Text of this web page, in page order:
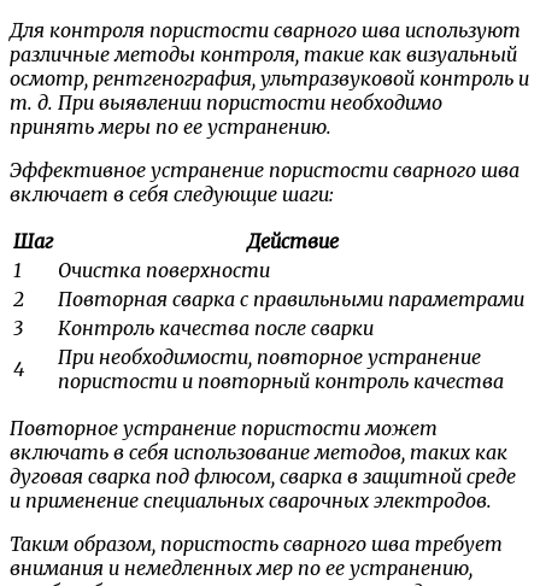
Для контроля пористости сварного шва используют
различные методы контроля, такие как визуальный
осмотр, рентгенография, ультразвуковой контроль и
т. д. При выявлении пористости необходимо
принять меры по ее устранению.
Эффективное устранение пористости сварного шва
включает в себя следующие шаги:
Шаг
Действие
1
Очистка поверхности
2
Повторная сварка с правильными параметрами
3
Контроль качества после сварки
4
При необходимости, повторное устранение
пористости и повторный контроль качества
Повторное устранение пористости может
включать в себя использование методов, таких как
дуговая сварка под флюсом, сварка в защитной среде
и применение специальных сварочных электродов.
Таким образом, пористость сварного шва требует
внимания и немедленных мер по ее устранению,